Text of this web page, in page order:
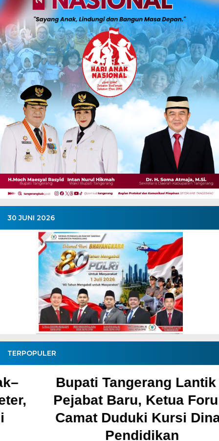
30 JUNI 2026
TERPOPULER
Bupati Tangerang Lantik 6
Pejabat Baru, Ketua Forum
Camat Duduki Kursi Dinas
Pendidikan